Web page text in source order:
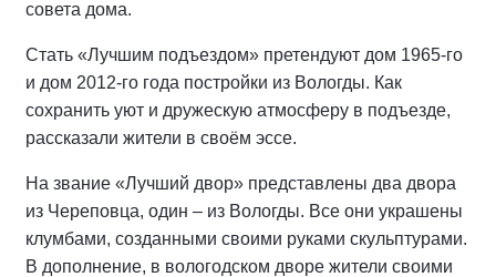
совета дома.
Стать «Лучшим подъездом» претендуют дом 1965-го
и дом 2012-го года постройки из Вологды. Как
сохранить уют и дружескую атмосферу в подъезде,
рассказали жители в своём эссе.
На звание «Лучший двор» представлены два двора
из Череповца, один – из Вологды. Все они украшены
клумбами, созданными своими руками скульптурами.
В дополнение, в вологодском дворе жители своими